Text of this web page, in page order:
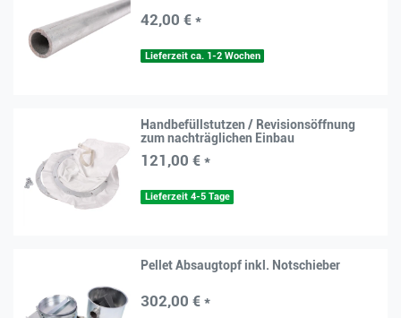
42,00 € *
Lieferzeit ca. 1-2 Wochen
Handbefüllstutzen / Revisionsöffnung
zum nachträglichen Einbau
121,00 € *
Lieferzeit 4-5 Tage
Pellet Absaugtopf inkl. Notschieber
302,00 € *